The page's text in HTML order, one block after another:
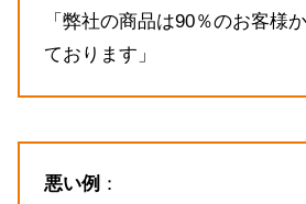
「弊社の商品は90％のお客様
ております」
悪い例 ：